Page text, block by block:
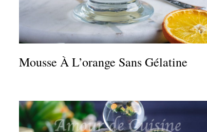
Mousse À L’orange Sans Gélatine